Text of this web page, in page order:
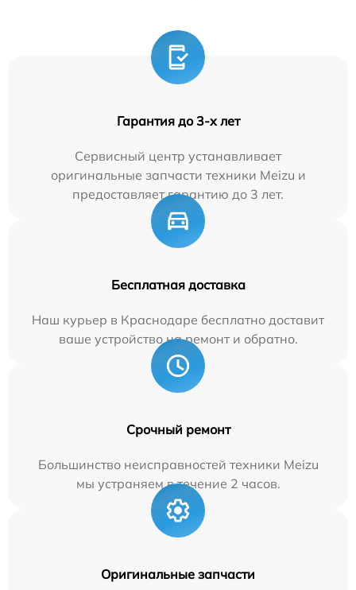
Гарантия до 3-х лет
Сервисный центр устанавливает
оригинальные запчасти техники Meizu и
предоставляет гарантию до 3 лет.
Бесплатная доставка
Наш курьер в Краснодаре бесплатно доставит
ваше устройство на ремонт и обратно.
Срочный ремонт
Большинство неисправностей техники Meizu
мы устраняем в течение 2 часов.
Оригинальные запчасти